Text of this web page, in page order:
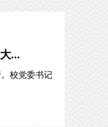
...
校党委书记